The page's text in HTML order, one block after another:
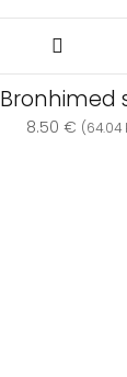
Bronhimed
8.50 € (64.04